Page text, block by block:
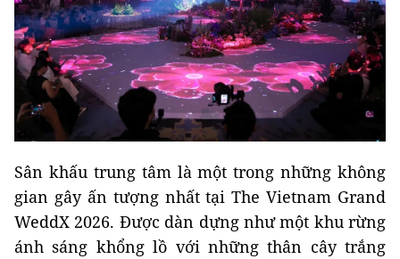
Sân khấu trung tâm là một trong những không
gian gây ấn tượng nhất tại The Vietnam Grand
WeddX 2026. Được dàn dựng như một khu rừng
ánh sáng khổng lồ với những thân cây trắng